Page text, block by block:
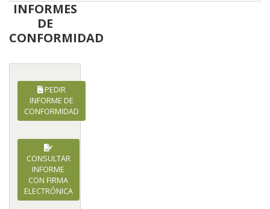
INFORMES
DE
CONFORMIDAD
PEDIR
INFORME DE
CONFORMIDAD
CONSULTAR
INFORME
CON FIRMA
ELECTRÓNICA